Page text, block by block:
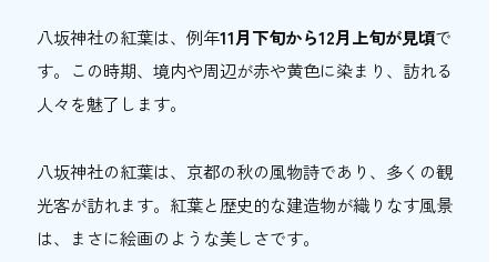
2.祇園らんぶる
3. 祇をん 段ばた
八坂神社の紅葉は、例年11月下旬から12月上旬が見頃で
す。この時期、境内や周辺が赤や黄色に染まり、訪れる
人々を魅了します。
八坂神社の紅葉は、京都の秋の風物詩であり、多くの観
光客が訪れます。紅葉と歴史的な建造物が織りなす風景
は、まさに絵画のような美しさです。